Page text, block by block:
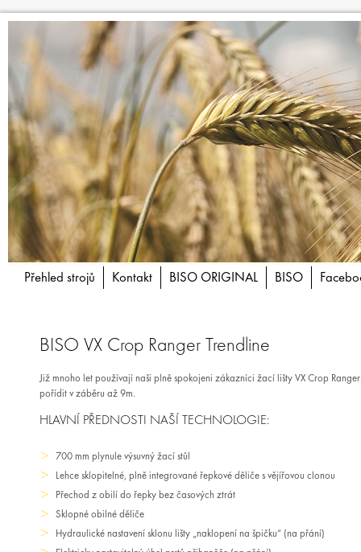
Přehled strojů Kontakt BISO ORIGINAL BISO
BISO VX Crop Ranger Trendline
Již mnoho let používají naši plně spokojeni zákazníci žací lišty VX Crop
pořídit v záběru až 9m.
HLAVNÍ PŘEDNOSTI NAŠÍ TECHNOLOGIE:
700 mm plynule výsuvný žací stůl
Lehce sklopitelné, plně integrované řepkové děliče s vějířovou clonou
Přechod z obilí do řepky bez časových ztrát
Sklopné obilné děliče
Hydraulické nastavení sklonu lišty „naklopení na špičku“ (na přání)